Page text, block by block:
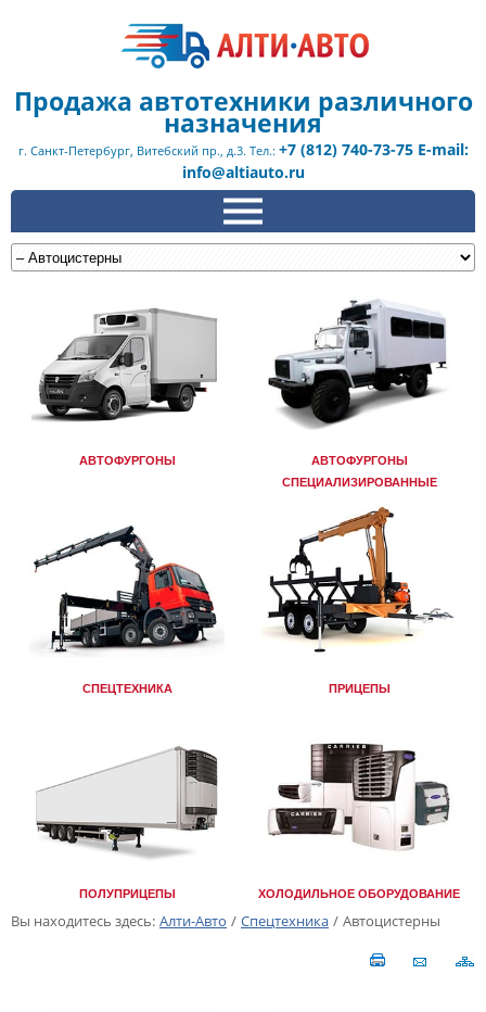
Продажа автотехники различного
назначения
г. Санкт-Петербург, Витебский пр., д.3. Тел.: +7 (812) 740-73-75 E-mail:
info@altiauto.ru
АВТОФУРГОНЫ
АВТОФУРГОНЫ
СПЕЦИАЛИЗИРОВАННЫЕ
СПЕЦТЕХНИКА ПРИЦЕПЫ
ПОЛУПРИЦЕПЫ ХОЛОДИЛЬНОЕ ОБОРУДОВАНИЕ
Вы находитесь здесь: Алти-Авто / Спецтехника / Автоцистерны